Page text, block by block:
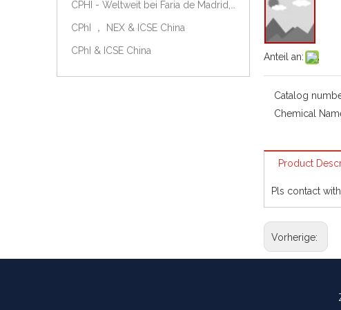
CPhI ， NEX & ICSE China
CPhI & ICSE China
Anteil an:
Catalog
Chemical
Product
Pls contact
Vorherige: